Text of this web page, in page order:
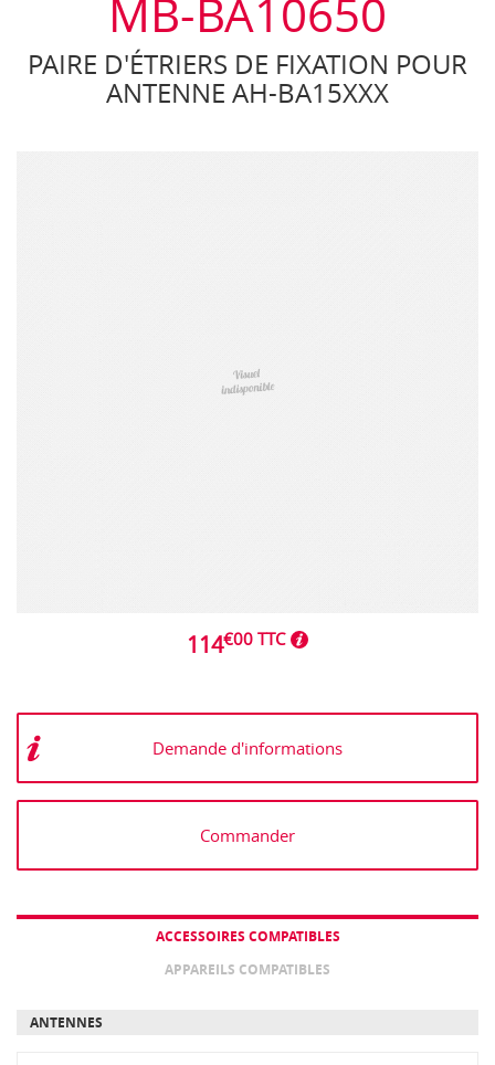
MB-BA10650
PAIRE D'ÉTRIERS DE FIXATION POUR
ANTENNE AH-BA15XXX
114€00 TTC
Demande d'informations
Commander
ACCESSOIRES COMPATIBLES
APPAREILS COMPATIBLES
ANTENNES